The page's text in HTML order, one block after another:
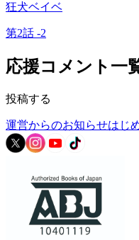
狂犬ベイベ
第2話 -2
応援コメント一
投稿する
運営からのお知らせはじ